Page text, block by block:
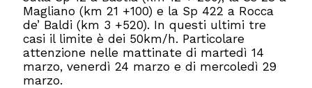
Magliano (km 21 +100) e la Sp 422 a Rocca
de’ Baldi (km 3 +520). In questi ultimi tre
casi il limite è dei 50km/h. Particolare
attenzione nelle mattinate di martedì 14
marzo, venerdì 24 marzo e di mercoledì 29
marzo.